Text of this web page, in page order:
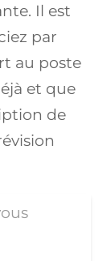
Il est
par
au poste
et que
de